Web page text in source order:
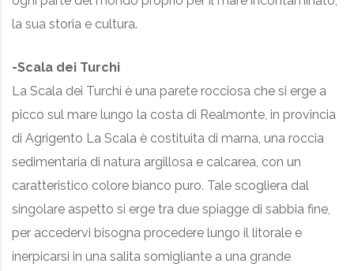
la sua storia e cultura.
-Scala dei Turchi
La Scala dei Turchi è una parete rocciosa che si erge a
picco sul mare lungo la costa di Realmonte, in provincia
di Agrigento La Scala è costituita di marna, una roccia
sedimentaria di natura argillosa e calcarea, con un
caratteristico colore bianco puro. Tale scogliera dal
singolare aspetto si erge tra due spiagge di sabbia fine,
per accedervi bisogna procedere lungo il litorale e
inerpicarsi in una salita somigliante a una grande